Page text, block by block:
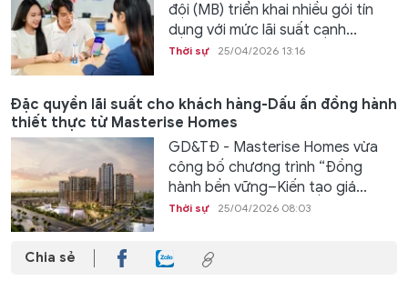
đội (MB) triển khai nhiều gói tín
dụng với mức lãi suất cạnh...
Thời sự 25/04/2026 13:16
Đặc quyền lãi suất cho khách hàng-Dấu ấn đồng hành
thiết thực từ Masterise Homes
GD&TĐ - Masterise Homes vừa
công bố chương trình “Đồng
hành bền vững–Kiến tạo giá...
Thời sự 25/04/2026 08:03
Chia sẻ